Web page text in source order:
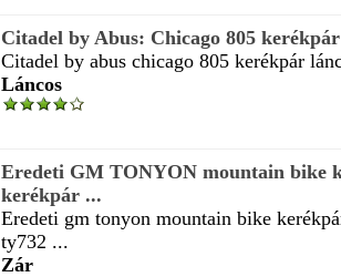
Citadel by Abus: Chicago 805
Citadel by abus chicago 805 kerékpár
Láncos
Eredeti GM TONYON mountain bike
kerékpár ...
Eredeti gm tonyon mountain bike
ty732 ...
Zár